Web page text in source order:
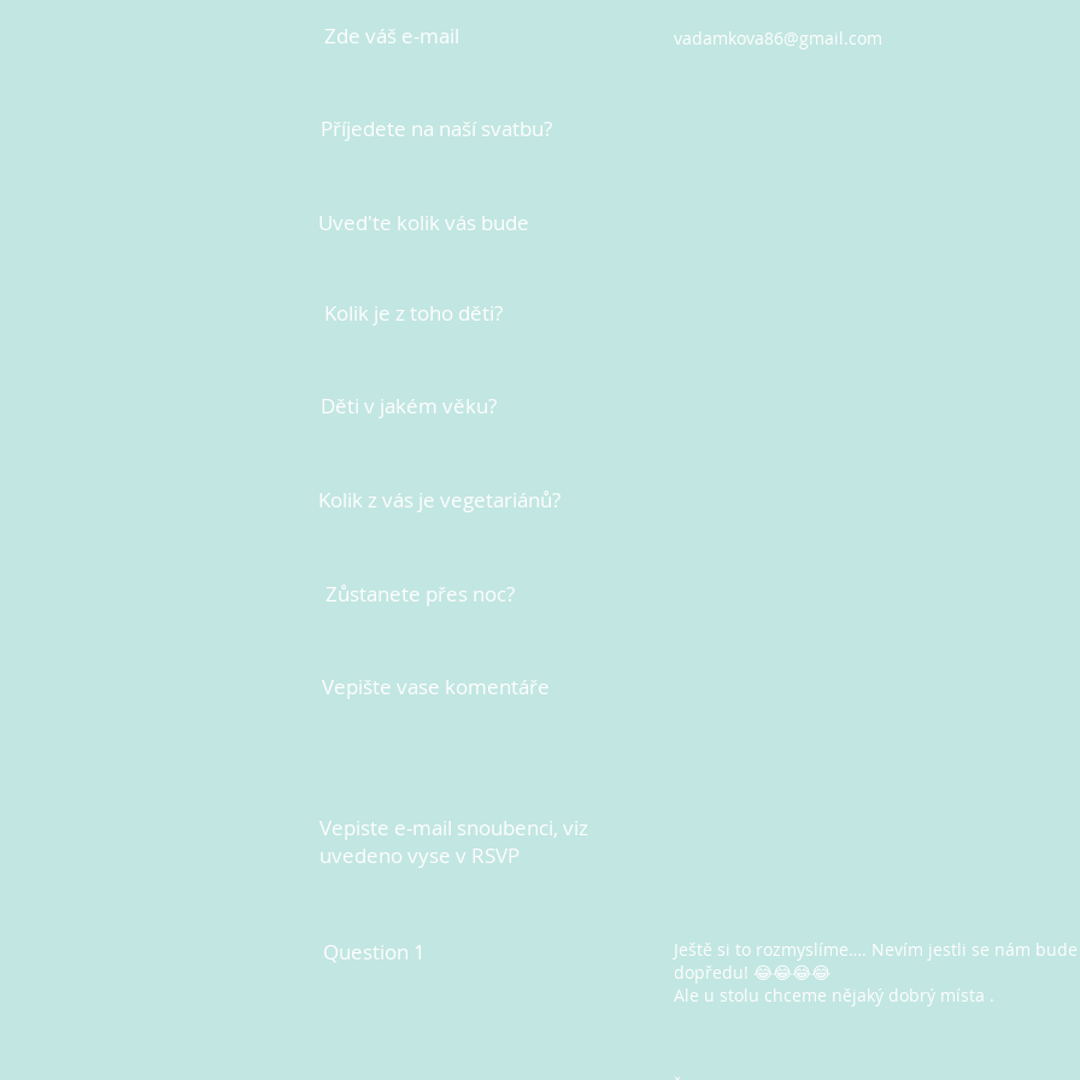
Zde váš e-mail vadamkova86@gmail.com
Příjedete na naší svatbu?
Uved'te kolik vás bude
Kolik je z toho děti?
Děti v jakém věku?
Kolik z vás je vegetariánů?
Zůstanete přes noc?
Vepište vase komentáře
Vepiste e-mail snoubenci, viz
uvedeno vyse v RSVP
Question 1
Ještě si to rozmyslíme…. Nevím jestli se nám
dopředu! 😂😂😂😂
Ale u stolu chceme nějaký dobrý místa .